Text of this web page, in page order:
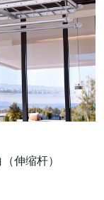
伸缩杆）